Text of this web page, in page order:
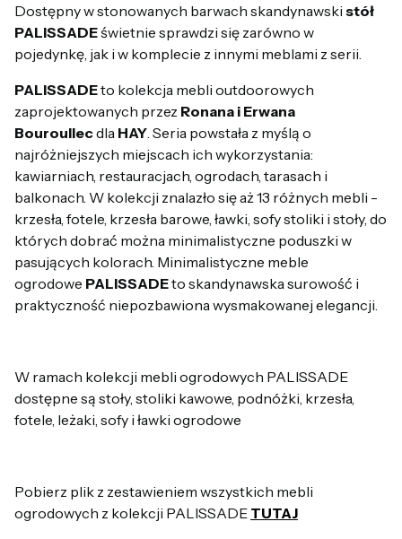
Dostępny w stonowanych barwach skandynawski stół
PALISSADEświetnie sprawdzi się zarówno w
pojedynkę, jak i w komplecie z innymi meblami z serii.
PALISSADEto kolekcja mebli outdoorowych
zaprojektowanych przez Ronana i Erwana
Bouroullecdla HAY. Seria powstała z myślą o
najróżniejszych miejscach ich wykorzystania:
kawiarniach, restauracjach, ogrodach, tarasach i
balkonach. W kolekcji znalazło się aż 13 różnych mebli -
krzesła, fotele, krzesła barowe, ławki, sofy stoliki i stoły, do
których dobrać można minimalistyczne poduszki w
pasujących kolorach. Minimalistyczne meble
ogrodowe PALISSADEto skandynawska surowość i
praktyczność niepozbawiona wysmakowanej elegancji.
W ramach kolekcji mebli ogrodowych PALISSADE
dostępne są stoły, stoliki kawowe, podnóżki, krzesła,
fotele, leżaki, sofy i ławki ogrodowe
Pobierz plik z zestawieniem wszystkich mebli
ogrodowych z kolekcji PALISSADE TUTAJ